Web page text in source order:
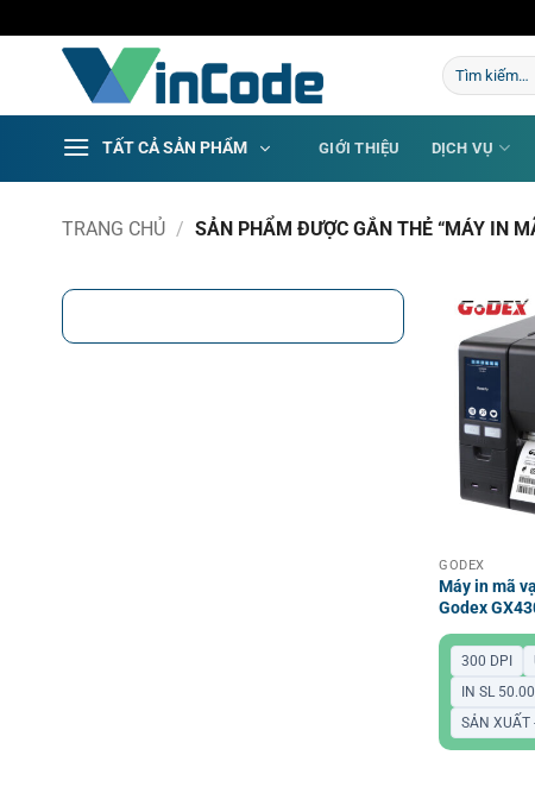
qua
Tìm
kiếm:
TẤT CẢ SẢN PHẨM GIỚI THIỆU DỊCH VỤ
TRANG CHỦ / SẢN PHẨM ĐƯỢC GẮN THẺ “MÁY IN
GODEX
Máy in mã
Godex
300 DPI
IN SL
SẢN XUẤT